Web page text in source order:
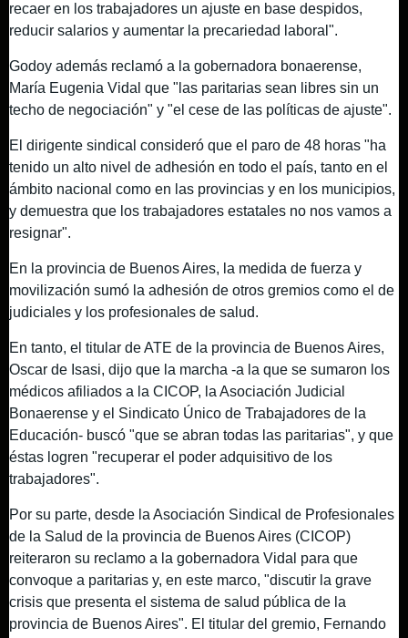
recaer en los trabajadores un ajuste en base despidos,
reducir salarios y aumentar la precariedad laboral".
Godoy además reclamó a la gobernadora bonaerense,
María Eugenia Vidal que "las paritarias sean libres sin un
techo de negociación" y "el cese de las políticas de ajuste".
El dirigente sindical consideró que el paro de 48 horas "ha
tenido un alto nivel de adhesión en todo el país, tanto en el
ámbito nacional como en las provincias y en los municipios,
y demuestra que los trabajadores estatales no nos vamos a
resignar".
En la provincia de Buenos Aires, la medida de fuerza y
movilización sumó la adhesión de otros gremios como el de
judiciales y los profesionales de salud.
En tanto, el titular de ATE de la provincia de Buenos Aires,
Oscar de Isasi, dijo que la marcha -a la que se sumaron los
médicos afiliados a la CICOP, la Asociación Judicial
Bonaerense y el Sindicato Único de Trabajadores de la
Educación- buscó "que se abran todas las paritarias", y que
éstas logren "recuperar el poder adquisitivo de los
trabajadores".
Por su parte, desde la Asociación Sindical de Profesionales
de la Salud de la provincia de Buenos Aires (CICOP)
reiteraron su reclamo a la gobernadora Vidal para que
convoque a paritarias y, en este marco, "discutir la grave
crisis que presenta el sistema de salud pública de la
provincia de Buenos Aires". El titular del gremio, Fernando